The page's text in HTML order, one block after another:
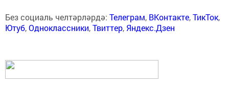
Без социаль челтәрләрдә: Телеграм, ВКонтакте,ТикТок,
Ютуб,Одноклассники,Твиттер, Яндекс.Дзен